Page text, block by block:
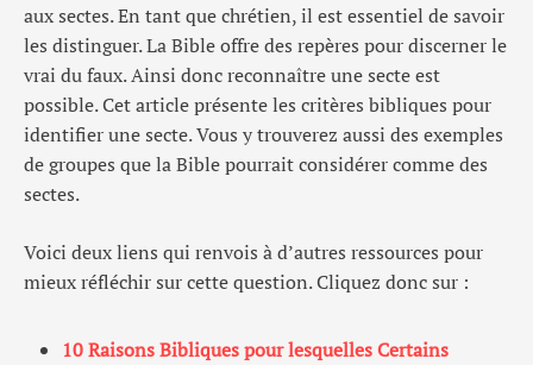
aux sectes. En tant que chrétien, il est essentiel de savoir
les distinguer. La Bible offre des repères pour discerner le
vrai du faux. Ainsi donc reconnaître une secte est
possible. Cet article présente les critères bibliques pour
identifier une secte. Vous y trouverez aussi des exemples
de groupes que la Bible pourrait considérer comme des
sectes.
Voici deux liens qui renvois à d’autres ressources pour
mieux réfléchir sur cette question. Cliquez donc sur :
10 Raisons Bibliques pour lesquelles Certains